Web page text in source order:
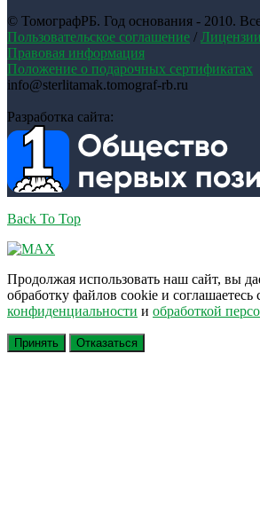
© ТомографРБ. Год основания - 2010.
Пользовательское соглашение /
Правовая информация
Положение о подарочных сертификатах
info@sterlitamak.tomograf-rb.ru
Разработка сайта:
Back To Top
Продолжая использовать наш сайт, вы
обработку файлов cookie и соглашаетесь
конфиденциальности и обработкой
Принять Отказаться